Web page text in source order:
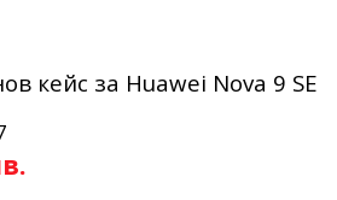
кейс за Huawei Nova 9 SE